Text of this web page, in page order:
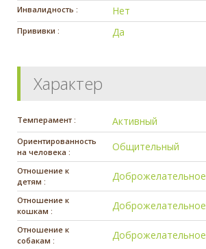
Инвалидность : Нет
Прививки : Да
Характер
Темперамент : Активный
Ориентированность
на человека :
Общительный
Отношение к
детям :
Доброжелательное
Отношение к
кошкам :
Доброжелательное
Отношение к
собакам :
Доброжелательное